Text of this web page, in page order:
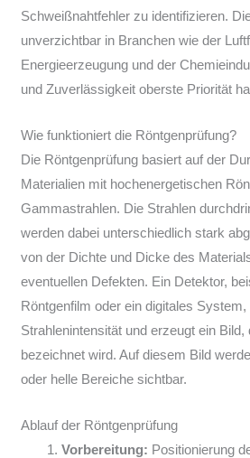
Schweißnahtfehler zu identifizieren.
unverzichtbar in Branchen wie der
Energieerzeugung und der
und Zuverlässigkeit oberste Priorität
Wie funktioniert die Röntgenprüfung?
Die Röntgenprüfung basiert auf der
Materialien mit hochenergetischen
Gammastrahlen. Die Strahlen
werden dabei unterschiedlich stark
von der Dichte und Dicke des
eventuellen Defekten. Ein Detektor,
Röntgenfilm oder ein digitales
Strahlenintensität und erzeugt ein Bild,
bezeichnet wird. Auf diesem Bild
oder helle Bereiche sichtbar.
Ablauf der Röntgenprüfung
Vorbereitung: Positionierung